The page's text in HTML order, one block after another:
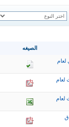
الصيغه
لعام
لعام
لعام